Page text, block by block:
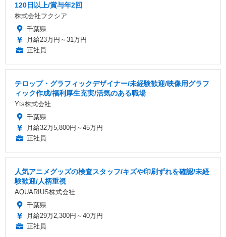
120日以上/賞与年2回
株式会社フクシア
千葉県
月給23万円～31万円
正社員
テロップ・グラフィックデザイナー/未経験歓迎/映像用グラフ
ィック作成/福利厚生充実/活気のある職場
Yts株式会社
千葉県
月給32万5,800円～45万円
正社員
人気アニメグッズの検査スタッフ/キズや印刷ずれを確認/未経
験歓迎/人柄重視
AQUARIUS株式会社
千葉県
月給29万2,300円～40万円
正社員